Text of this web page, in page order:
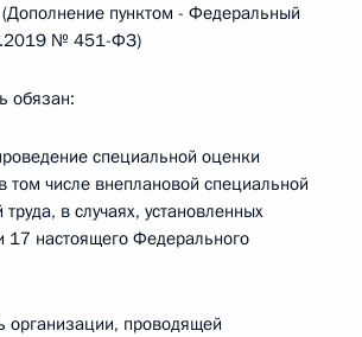
(Дополнение пунктом - Федеральный
№ 451-ФЗ)
обязан:
специальной оценки
том числе внеплановой специальной
в случаях, установленных
17 настоящего Федерального
организации, проводящей